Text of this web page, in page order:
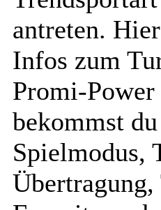
antreten.
Infos zum
Promi-
bekommst
Spielmodus,